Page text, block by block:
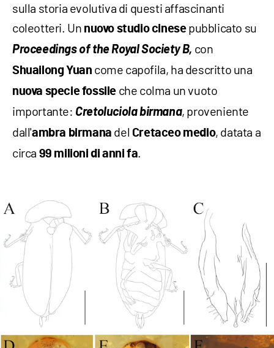
sulla storia evolutiva di questi affascinanti
coleotteri. Un nuovo studio cinesepubblicato su
Proceedings of the Royal Society B, con
Shuailong Yuan come capofila, ha descritto una
nuova specie fossile che colma un vuoto
importante: Cretoluciola birmana, proveniente
dall'ambra birmana del Cretaceo medio, datata a
circa 99 milioni di anni fa.